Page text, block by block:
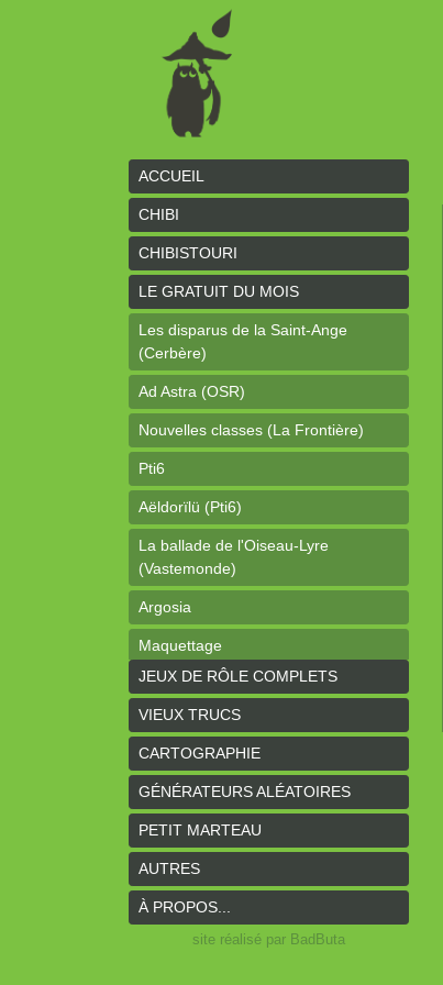
ACCUEIL
CHIBI
CHIBISTOURI
LE GRATUIT DU MOIS
Les disparus de la Saint-Ange
(Cerbère)
Ad Astra (OSR)
Nouvelles classes (La Frontière)
Pti6
Aëldorïlü (Pti6)
La ballade de l'Oiseau-Lyre
(Vastemonde)
Argosia
Maquettage
Ophéis (Dragon de poche)
L'anneau des Empereurs (Coeurs
Vaillants)
Davy Jones (cartes)
Davy Jones (background)
Sur la route (Coeurs Vaillants)
Earthdawn (Coeurs Vaillants)
Titan&Fils 2020
JEUX DE RÔLE COMPLETS
VIEUX TRUCS
CARTOGRAPHIE
GÉNÉRATEURS ALÉATOIRES
PETIT MARTEAU
AUTRES
À PROPOS...
site réalisé par BadButa